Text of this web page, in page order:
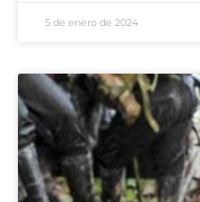
5 de enero de 2024